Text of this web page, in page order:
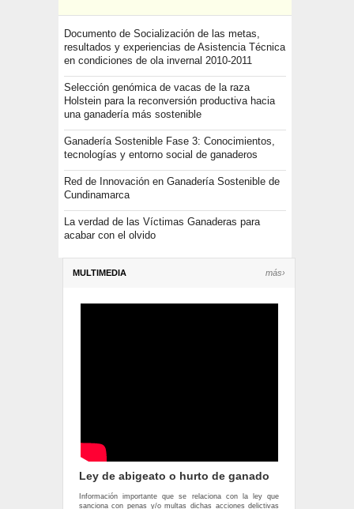
Documento de Socialización de las metas,
resultados y experiencias de Asistencia Técnica
en condiciones de ola invernal 2010-2011
Selección genómica de vacas de la raza
Holstein para la reconversión productiva hacia
una ganadería más sostenible
Ganadería Sostenible Fase 3: Conocimientos,
tecnologías y entorno social de ganaderos
Red de Innovación en Ganadería Sostenible de
Cundinamarca
La verdad de las Víctimas Ganaderas para
acabar con el olvido
MULTIMEDIA más›
Ley de abigeato o hurto de ganado
Información importante que se relaciona con la ley que
sanciona con penas y/o multas dichas acciones delictivas